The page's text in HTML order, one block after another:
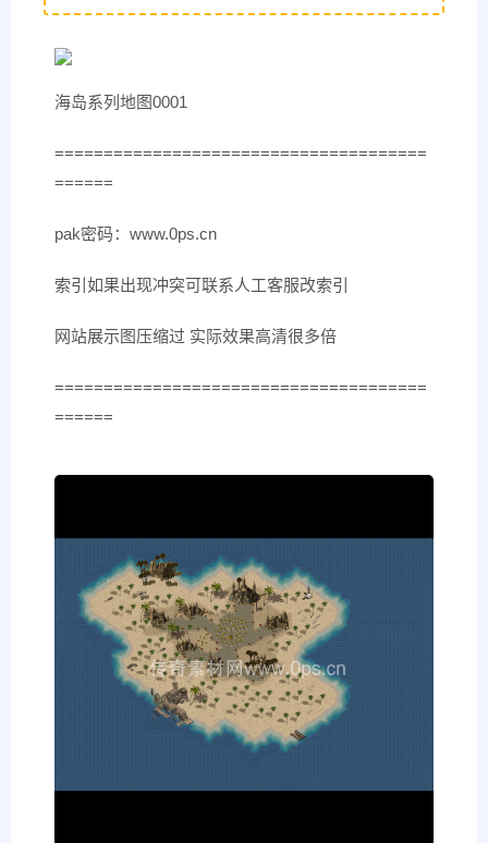
海岛系列地图0001
======================================
======
pak密码：www.0ps.cn
索引如果出现冲突可联系人工客服改索引
网站展示图压缩过 实际效果高清很多倍
======================================
======